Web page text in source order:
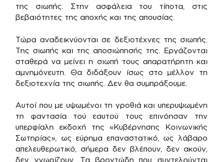
της σιωπής. Στην ασφάλεια του τίποτα, στις
βεβαιότητες της αποχής και της απουσίας.
Τώρα αναδεικνύονται σε δεξιοτέχνες της σιωπής.
Της σιωπής και της αποσιώπησής της. Εργάζονται
σταθερά να μείνει η σιωπή τους απαρατήρητη και
αμνημόνευτη. Θα διδάξουν ίσως στο μέλλον τη
δεξιοτεχνία της σιωπής. Δεν θα συμπράξουμε.
Αυτοί που με υψωμένοι τη γροθιά και υπερυψωμένη
τη φαντασία τού εαυτού τους επινόησαν την
υπερφίαλη εκδοχή της «Κυβέρνησης Κοινωνικής
Σωτηρίας», ως εύρημα επαναστατικό, ως λάβαρο
απελευθερωτικό, σήμερα δεν βλέπουν, δεν ακούν,
δεν γνωρίζουν. Τα βροντώδη που συντελούνται